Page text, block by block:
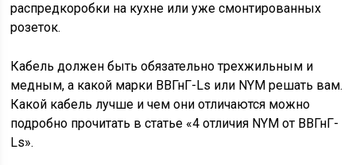
распредкоробки на кухне или уже смонтированных
розеток.
Кабель должен быть обязательно трехжильным и
медным, а какой марки ВВГнГ-Ls или NYM решать вам.
Какой кабель лучше и чем они отличаются можно
подробно прочитать в статье «4 отличия NYM от ВВГнГ-
Ls».